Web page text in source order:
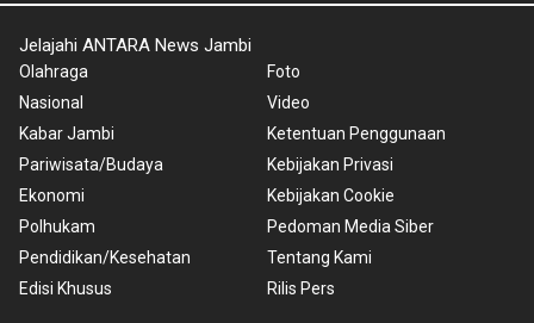
Jelajahi ANTARA News Jambi
Olahraga
Nasional
Kabar Jambi
Pariwisata/Budaya
Ekonomi
Polhukam
Pendidikan/Kesehatan
Edisi Khusus
Foto
Video
Ketentuan Penggunaan
Kebijakan Privasi
Kebijakan Cookie
Pedoman Media Siber
Tentang Kami
Rilis Pers